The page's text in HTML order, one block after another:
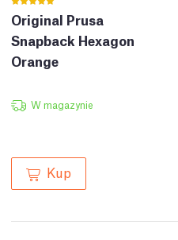
Original Prusa
Snapback Hexagon
Orange
W magazynie
Kup